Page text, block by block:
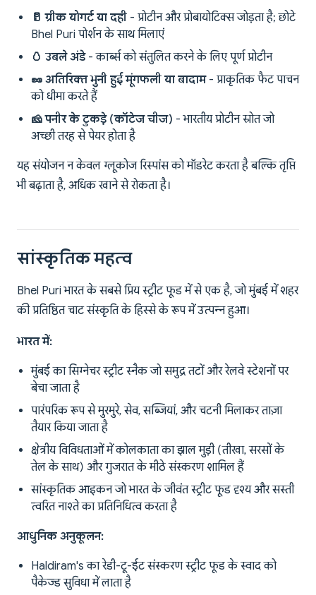
🥛 ग्रीक योगर्ट या दही - प्रोटीन और प्रोबायोटिक्स जोड़ता है; छोटे
Bhel Puri पोर्शन के साथ मिलाएं
🥚 उबले अंडे- कार्ब्स को संतुलित करने के लिए पूर्ण प्रोटीन
🥜 अतिरिक्त भुनी हुई मूंगफली या बादाम- प्राकृतिक फैट पाचन
को धीमा करते हैं
🧀 पनीर के टुकड़े (कॉटेज चीज) - भारतीय प्रोटीन स्रोत जो
अच्छी तरह से पेयर होता है
यह संयोजन न केवल ग्लूकोज रिस्पांस को मॉडरेट करता है बल्कि तृप्ति
भी बढ़ाता है, अधिक खाने से रोकता है।
सांस्कृतिक महत्व
Bhel Puri भारत के सबसे प्रिय स्ट्रीट फूड में से एक है, जो मुंबई में शहर
की प्रतिष्ठित चाट संस्कृति के हिस्से के रूप में उत्पन्न हुआ।
भारत में:
मुंबई का सिग्नेचर स्ट्रीट स्नैक जो समुद्र तटों और रेलवे स्टेशनों पर
बेचा जाता है
पारंपरिक रूप से मुरमुरे, सेव, सब्जियां, और चटनी मिलाकर ताज़ा
तैयार किया जाता है
क्षेत्रीय विविधताओं में कोलकाता का झाल मुड़ी (तीखा, सरसों के
तेल के साथ) और गुजरात के मीठे संस्करण शामिल हैं
सांस्कृतिक आइकन जो भारत के जीवंत स्ट्रीट फूड दृश्य और सस्ती
त्वरित नाश्ते का प्रतिनिधित्व करता है
आधुनिक अनुकूलन:
Haldiram's का रेडी-टू-ईट संस्करण स्ट्रीट फूड के स्वाद को
पैकेज्ड सुविधा में लाता है